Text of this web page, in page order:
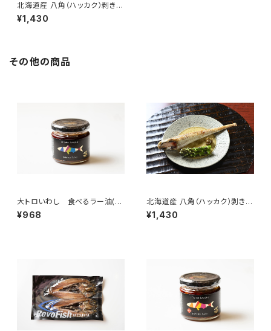
北海道産 八角（ハッカク）剥き
身 特大サイズ（２０５ｇ～）
¥1,430
その他の商品
大トロいわし 食べるラー油(プ
レーン)
¥968
北海道産 八角（ハッカク）剥き
身 特大サイズ（２０５ｇ～）
¥1,430